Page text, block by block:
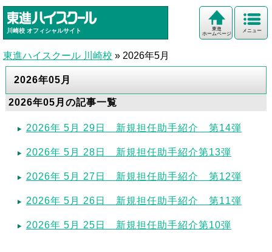
川崎校 オフィシャルサイト メニュー
東進
ホームページ
東進ハイスクール 川崎校 » 2026年5月
2026年05月
2026年05月の記事一覧
2026年 5月 29日 新規担任助手紹介 第14弾
2026年 5月 28日 新規担任助手紹介第13弾
2026年 5月 27日 新規担任助手紹介 第12弾
2026年 5月 26日 新規担任助手紹介 第11弾
2026年 5月 25日 新規担任助手紹介第10弾